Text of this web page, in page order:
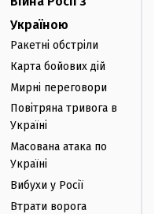
Україною
Ракетні обстріли
Карта бойових дій
Мирні переговори
Повітряна тривога в
Україні
Масована атака по
Україні
Вибухи у Росії
Втрати ворога